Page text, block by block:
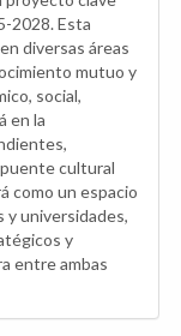
2028. Esta
diversas áreas
mutuo y
social,
en la
cultural
como un espacio
universidades,
y
entre ambas